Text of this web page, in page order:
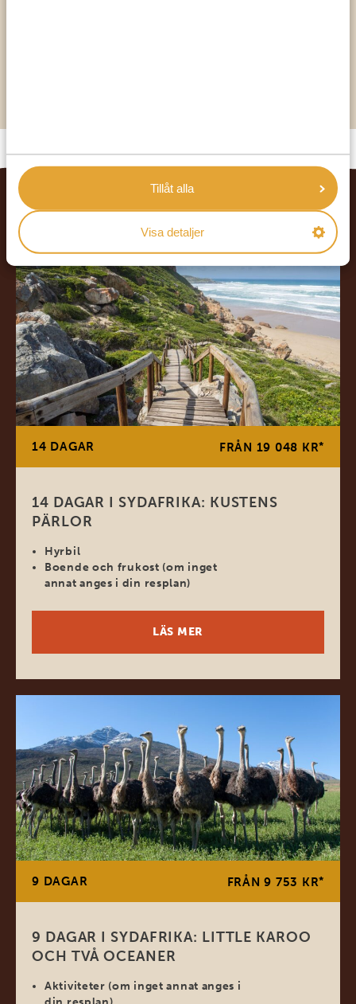
Tillåt alla
Visa detaljer
RELATERADE RESOR
14 DAGAR FRÅN 19 048 KR*
14 DAGAR I SYDAFRIKA: KUSTENS
PÄRLOR
Hyrbil
Boende och frukost (om inget
annat anges i din resplan)
LÄS MER
9 DAGAR FRÅN 9 753 KR*
9 DAGAR I SYDAFRIKA: LITTLE KAROO
OCH TVÅ OCEANER
Aktiviteter (om inget annat anges i